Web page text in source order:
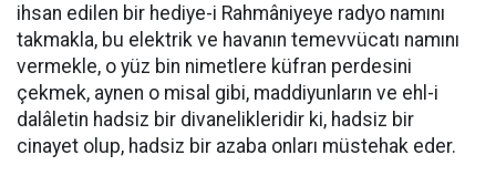
ihsan edilen bir hediye-i Rahmâniyeye radyo namını
takmakla, bu elektrik ve havanın temevvücatı namını
vermekle, o yüz bin nimetlere küfran perdesini
çekmek, aynen o misal gibi, maddiyunların ve ehl-i
dalâletin hadsiz bir divanelikleridir ki, hadsiz bir
cinayet olup, hadsiz bir azaba onları müstehak eder.